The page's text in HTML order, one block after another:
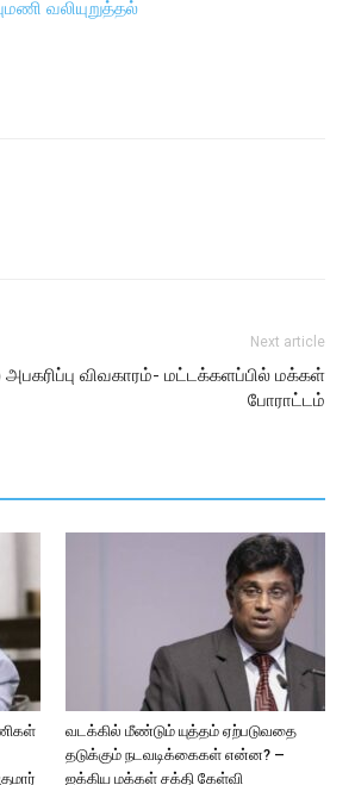
Next article
அபகரிப்பு விவகாரம்- மட்டக்களப்பில் மக்கள்
போராட்டம்
வடக்கில் மீண்டும் யுத்தம் ஏற்படுவதை
தடுக்கும் நடவடிக்கைகள் என்ன? –
ஐக்கிய மக்கள் சக்தி கேள்வி